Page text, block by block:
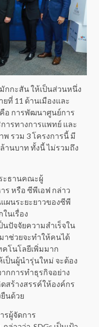
กะสัน ให้เป็นส่วนหนึ่ง
ที่ 11 ด้านเมืองและ
อ การพัฒนาศูนย์การ
ารทางการแพทย์ และ
รวม 3 โครงการนี้ มี
านบาท ทั้งนี้ ไม่รวมถึง
ะธานคณะผู้
หรือ ซีพีเอฟ กล่าว
ผนระยะยาวของซีพี
นเรื่อง
นปัจจัยความสำเร็จใน
าช่วยจะทำให้คนได้
โนโลยีเพิ่มมาก
นผู้นำรุ่นใหม่ จะต้อง
ากการทำธุรกิจอย่าง
สร้างสรรค์ให้องค์กร
นด้วย
ผู้จัดการ